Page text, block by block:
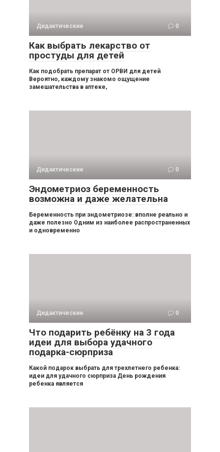
Дидактические 0
Как выбрать лекарство от
простуды для детей
Как подобрать препарат от ОРВИ для детей
Вероятно, каждому знакомо ощущение
замешательства в аптеке,
Дидактические 0
Эндометриоз беременность
возможна и даже желательна
Беременность при эндометриозе: вполне реально и
даже полезно Одним из наиболее распространенных
и одновременно
Дидактические 0
Что подарить ребёнку на 3 года
идеи для выбора удачного
подарка-сюрприза
Какой подарок выбрать для трехлетнего ребенка:
идеи для удачного сюрприза День рождения
ребенка является